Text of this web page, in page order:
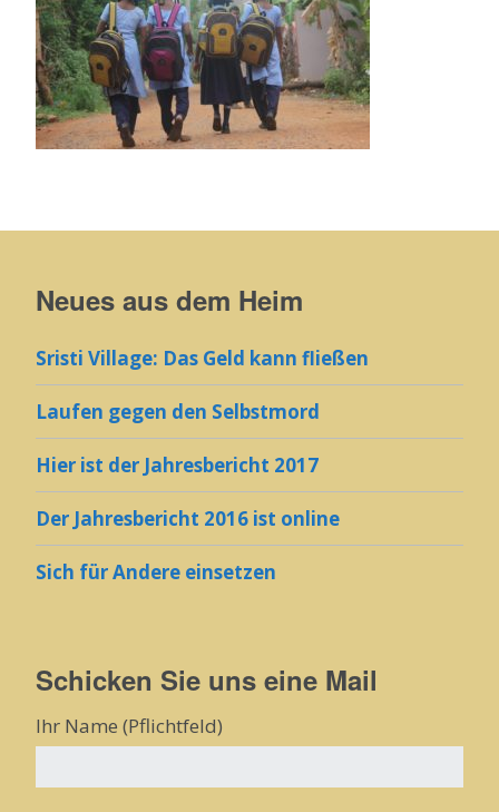
Neues aus dem Heim
Sristi Village: Das Geld kann fließen
Laufen gegen den Selbstmord
Hier ist der Jahresbericht 2017
Der Jahresbericht 2016 ist online
Sich für Andere einsetzen
Schicken Sie uns eine Mail
Ihr Name (Pflichtfeld)